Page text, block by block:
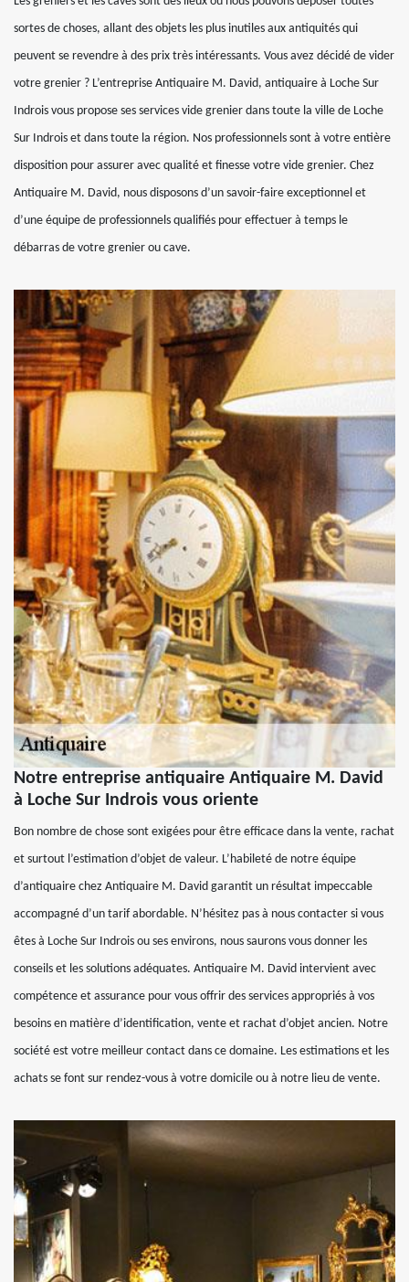
sortes de choses, allant des objets les plus inutiles aux antiquités qui
peuvent se revendre à des prix très intéressants. Vous avez décidé de vider
votre grenier ? L’entreprise Antiquaire M. David, antiquaire à Loche Sur
Indrois vous propose ses services vide grenier dans toute la ville de Loche
Sur Indrois et dans toute la région. Nos professionnels sont à votre entière
disposition pour assurer avec qualité et finesse votre vide grenier. Chez
Antiquaire M. David, nous disposons d’un savoir-faire exceptionnel et
d’une équipe de professionnels qualifiés pour effectuer à temps le
débarras de votre grenier ou cave.
Notre entreprise antiquaire Antiquaire M. David
à Loche Sur Indrois vous oriente
Bon nombre de chose sont exigées pour être efficace dans la vente, rachat
et surtout l’estimation d’objet de valeur. L’habileté de notre équipe
d’antiquaire chez Antiquaire M. David garantit un résultat impeccable
accompagné d’un tarif abordable. N’hésitez pas à nous contacter si vous
êtes à Loche Sur Indrois ou ses environs, nous saurons vous donner les
conseils et les solutions adéquates. Antiquaire M. David intervient avec
compétence et assurance pour vous offrir des services appropriés à vos
besoins en matière d’identification, vente et rachat d’objet ancien. Notre
société est votre meilleur contact dans ce domaine. Les estimations et les
achats se font sur rendez-vous à votre domicile ou à notre lieu de vente.